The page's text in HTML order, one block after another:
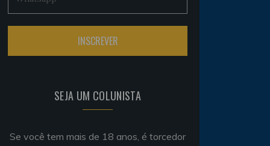
SEJA UM COLUNISTA
Se você tem mais de 18 anos, é torcedor